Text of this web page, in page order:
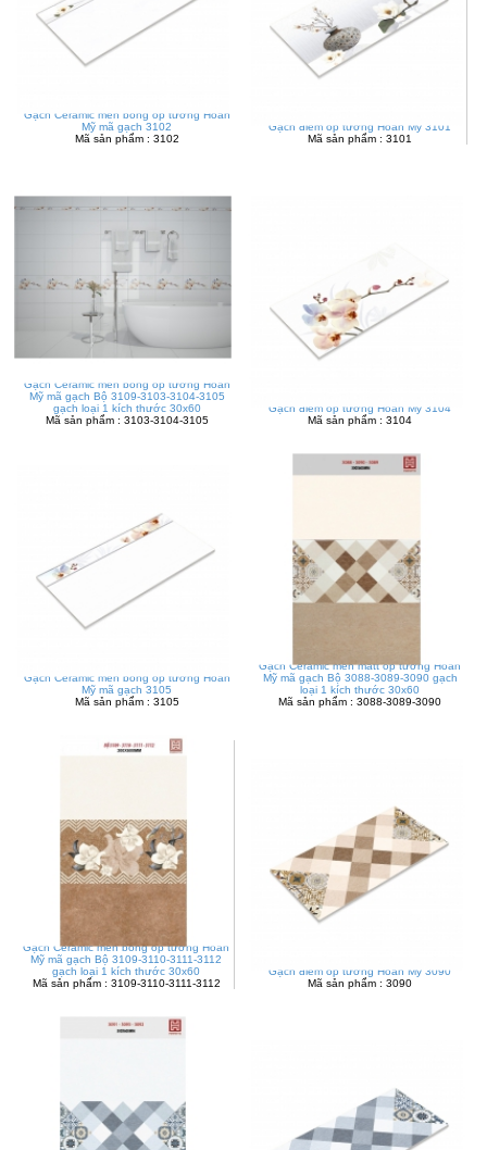
Gạch Ceramic men bóng ốp tường Hoàn
Mỹ mã gạch 3102
Mã sản phẩm : 3102
Gạch điểm ốp tường Hoàn Mỹ 3101
Mã sản phẩm : 3101
Gạch Ceramic men bóng ốp tường Hoàn
Mỹ mã gạch Bộ 3109-3103-3104-3105
gạch loại 1 kích thước 30x60
Mã sản phẩm : 3103-3104-3105
Gạch điểm ốp tường Hoàn Mỹ 3104
Mã sản phẩm : 3104
Gạch Ceramic men bóng ốp tường Hoàn
Mỹ mã gạch 3105
Mã sản phẩm : 3105
Gạch Ceramic men matt ốp tường Hoàn
Mỹ mã gạch Bộ 3088-3089-3090 gạch
loại 1 kích thước 30x60
Mã sản phẩm : 3088-3089-3090
Gạch Ceramic men bóng ốp tường Hoàn
Mỹ mã gạch Bộ 3109-3110-3111-3112
gạch loại 1 kích thước 30x60
Mã sản phẩm : 3109-3110-3111-3112
Gạch điểm ốp tường Hoàn Mỹ 3090
Mã sản phẩm : 3090